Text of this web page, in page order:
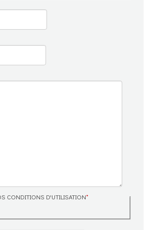
CONDITIONS D'UTILISATION*